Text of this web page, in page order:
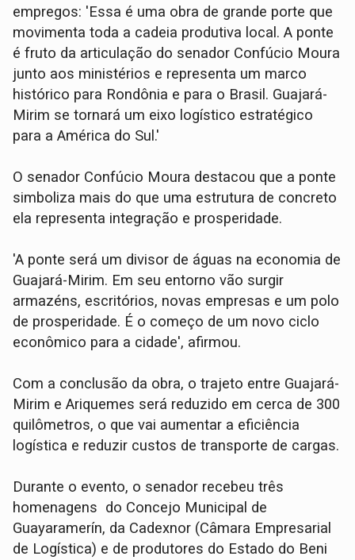
empregos: 'Essa é uma obra de grande porte que
movimenta toda a cadeia produtiva local. A ponte
é fruto da articulação do senador Confúcio Moura
junto aos ministérios e representa um marco
histórico para Rondônia e para o Brasil. Guajará-
Mirim se tornará um eixo logístico estratégico
para a América do Sul.'
O senador Confúcio Moura destacou que a ponte
simboliza mais do que uma estrutura de concreto
ela representa integração e prosperidade.
'A ponte será um divisor de águas na economia de
Guajará-Mirim. Em seu entorno vão surgir
armazéns, escritórios, novas empresas e um polo
de prosperidade. É o começo de um novo ciclo
econômico para a cidade', afirmou.
Com a conclusão da obra, o trajeto entre Guajará-
Mirim e Ariquemes será reduzido em cerca de 300
quilômetros, o que vai aumentar a eficiência
logística e reduzir custos de transporte de cargas.
Durante o evento, o senador recebeu três
homenagens do Concejo Municipal de
Guayaramerín, da Cadexnor (Câmara Empresarial
de Logística) e de produtores do Estado do Beni